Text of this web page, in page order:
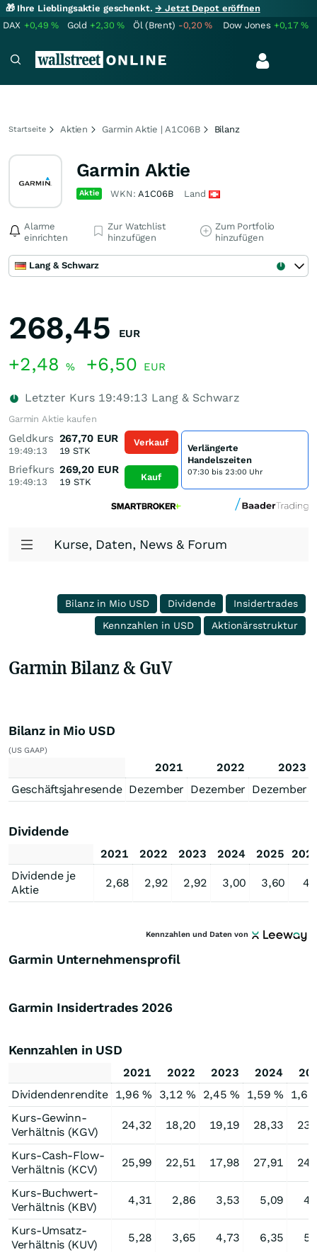
🎁 Ihre Lieblingsaktie geschenkt.→ Jetzt Depot eröffnen
DAX +0,49% Gold +2,30% Öl (Brent) -0,20% Dow Jones +0,17%
Startseite Aktien Garmin Aktie | A1C06B Bilanz
Garmin Aktie
Aktie WKN:A1C06B Land
Alarme
einrichten
Zur Watchlist
hinzufügen
Zum Portfolio
hinzufügen
Lang & Schwarz
268,45 EUR
+2,48 % +6,50 EUR
Letzter Kurs 19:49:13 Lang & Schwarz
Garmin Aktie kaufen
Geldkurs
19:49:13
267,70 EUR
19 STK
Briefkurs
19:49:13
269,20 EUR
19 STK
Verkauf
Kauf
Verlängerte
Handelszeiten
07:30 bis 23:00 Uhr
Kurse, Daten, News & Forum
Bilanz in Mio USD Dividende
Insidertrades
Kennzahlen in USD
Aktionärsstruktur
Garmin Bilanz & GuV
Bilanz in Mio USD
(US GAAP)
2021 2022
2023
Geschäftsjahresende Dezember Dezember Dezember
Dividende
2021 2022 2023 2024 2025
Dividende je
Aktie
2,68 2,92 2,92 3,00 3,60
Kennzahlen und Daten von
Garmin Unternehmensprofil
Garmin Insidertrades 2026
Kennzahlen in USD
2021 2022 2023 2024
Dividendenrendite 1,96 % 3,12 % 2,45 % 1,59 %
1,63
Kurs-Gewinn-
Verhältnis (KGV)
24,32 18,20 19,19 28,33
Kurs-Cash-Flow-
Verhältnis (KCV)
25,99 22,51 17,98 27,91
Kurs-Buchwert-
Verhältnis (KBV)
4,31 2,86 3,53 5,09
Kurs-Umsatz-
Verhältnis (KUV)
5,28 3,65 4,73 6,35